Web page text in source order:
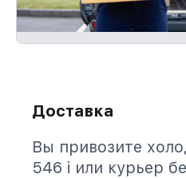
Доставка
Вы привозите
546 i или курьер